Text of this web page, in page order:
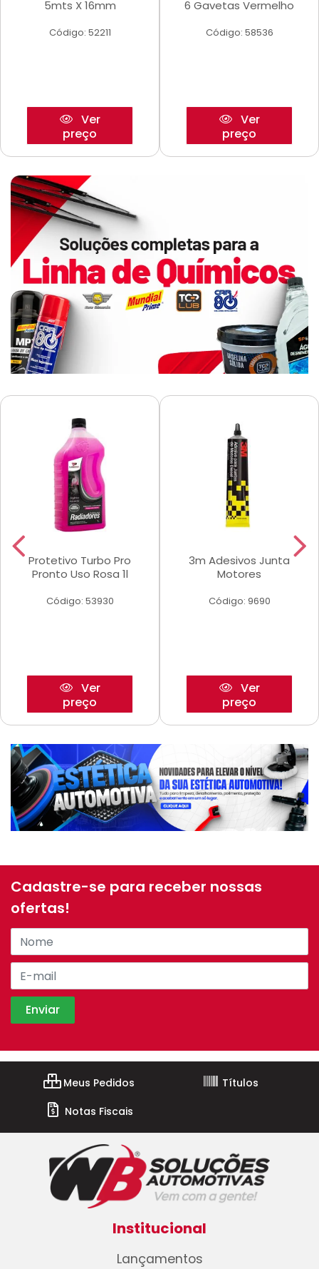
5mts X 16mm
Código: 52211
Ver
preço
6 Gavetas Vermelho
Código: 58536
Ver
preço
Protetivo Turbo Pro
Pronto Uso Rosa 1l
Código: 53930
Ver
preço
3m Adesivos Junta
Motores
Código: 9690
Ver
preço
Cadastre-se para receber nossas
ofertas!
Meus Pedidos
Títulos
Notas Fiscais
Institucional
Lançamentos